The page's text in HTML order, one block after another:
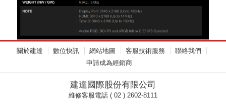
關於建達 數位快訊 網站地圖 客服技術服務
聯絡我們
申請成為經銷商
建達國際股份有限公司
維修客服電話 ( 02 ) 2602-8111